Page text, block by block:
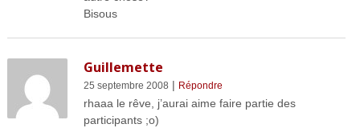
Bisous
Guillemette
25 septembre 2008 | Répondre
rhaaa le rêve, j’aurai aime faire partie des
participants ;o)